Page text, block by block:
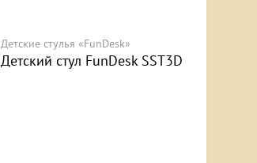
Детские стулья «FunDesk»
Детский стул FunDesk SST3D